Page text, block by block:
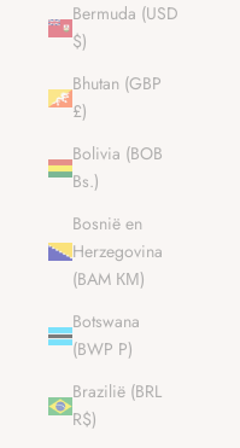
Bermuda (USD
$)
Bhutan (GBP
£)
Bolivia (BOB
Bs.)
Bosnië en
Herzegovina
(BAM КМ)
Botswana
(BWP P)
Brazilië (BRL
R$)